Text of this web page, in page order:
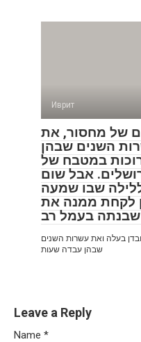
Иврит
של מחסור, את
השנים שבהן
במטבח של
אבל שום
שבו שמעה
לקחת ממנה את
בעלה ואת עשרות השנים
שבהן עבדה שעות
Leave a Reply
Name *